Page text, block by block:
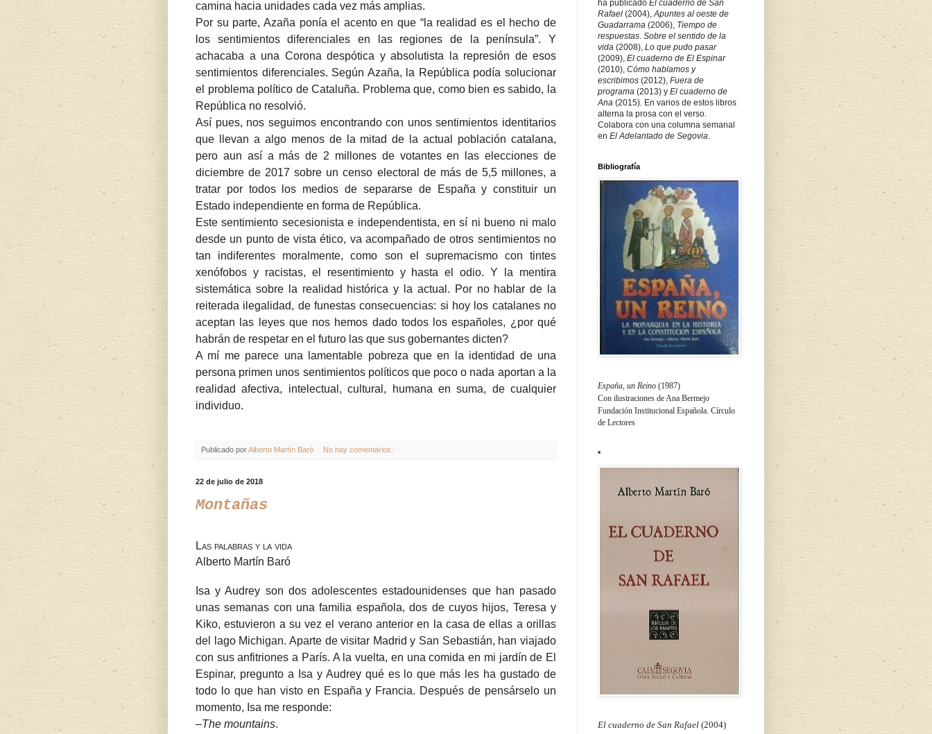
camina hacia unidades cada vez más amplias.
Por su parte, Azaña ponía el acento en que “la realidad es el hecho de
los sentimientos diferenciales en las regiones de la península”. Y
achacaba a una Corona despótica y absolutista la represión de esos
sentimientos diferenciales. Según Azaña, la República podía solucionar
el problema político de Cataluña. Problema que, como bien es sabido, la
República no resolvió.
Así pues, nos seguimos encontrando con unos sentimientos identitarios
que llevan a algo menos de la mitad de la actual población catalana,
pero aun así a más de 2 millones de votantes en las elecciones de
diciembre de 2017 sobre un censo electoral de más de 5,5 millones, a
tratar por todos los medios de separarse de España y constituir un
Estado independiente en forma de República.
Este sentimiento secesionista e independentista, en sí ni bueno ni malo
desde un punto de vista ético, va acompañado de otros sentimientos no
tan indiferentes moralmente, como son el supremacismo con tintes
xenófobos y racistas, el resentimiento y hasta el odio. Y la mentira
sistemática sobre la realidad histórica y la actual. Por no hablar de la
reiterada ilegalidad, de funestas consecuencias: si hoy los catalanes no
aceptan las leyes que nos hemos dado todos los españoles, ¿por qué
habrán de respetar en el futuro las que sus gobernantes dicten?
A mí me parece una lamentable pobreza que en la identidad de una
persona primen unos sentimientos políticos que poco o nada aportan a la
realidad afectiva, intelectual, cultural, humana en suma, de cualquier
individuo.
Publicado porAlberto Martín Baró No hay comentarios:
22 de julio de 2018
Montañas
Las palabras y la vida
Alberto Martín Baró
Isa y Audrey son dos adolescentes estadounidenses que han pasado
unas semanas con una familia española, dos de cuyos hijos, Teresa y
Kiko, estuvieron a su vez el verano anterior en la casa de ellas a orillas
del lago Michigan. Aparte de visitar Madrid y San Sebastián, han viajado
con sus anfitriones a París. A la vuelta, en una comida en mi jardín de El
Espinar, pregunto a Isa y Audrey qué es lo que más les ha gustado de
todo lo que han visto en España y Francia. Después de pensárselo un
momento, Isa me responde:
–The mountains.
ha publicado El cuaderno de San
Rafael (2004), Apuntes al oeste de
Guadarrama (2006), Tiempo de
respuestas Sobre el sentido de la
vida (2008), Lo que pudo pasar
(2009), El cuaderno de El Espinar
(2010), Cómo hablamos y
escribimos (2012), Fuera de
programa (2013) y El cuaderno de
Ana (2015) En varios de estos libros
alterna la prosa con el verso.
Colabora con una columna semanal
en El Adelantado de Segovia
Bibliografía
España, un Reino (1987)
Con ilustraciones de Ana Bermejo
Fundación Institucional Española. Círculo
de Lectores
*
El cuaderno de San Rafael (2004)